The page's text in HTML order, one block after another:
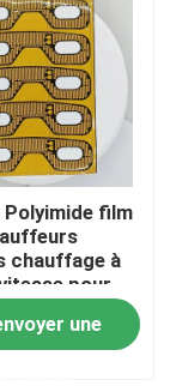
Polyimide film
chauffage à
pour
une